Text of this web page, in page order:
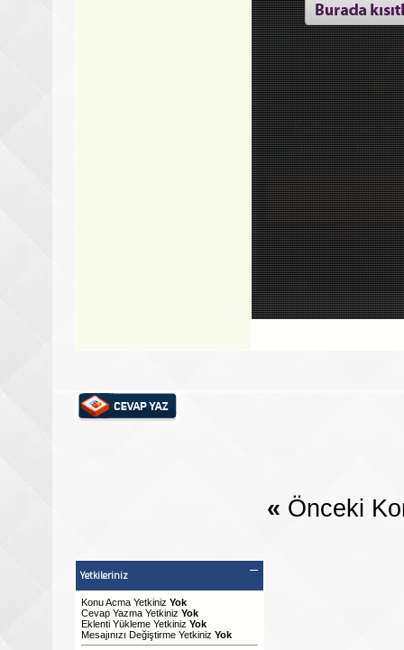
« Önceki
Yetkileriniz
Konu Acma Yetkiniz Yok
Cevap Yazma Yetkiniz Yok
Eklenti Yükleme Yetkiniz Yok
Mesajınızı Değiştirme Yetkiniz Yok